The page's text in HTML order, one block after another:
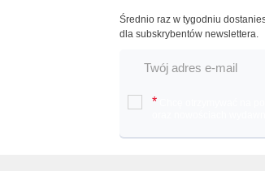
Średnio raz w tygodniu
dla subskrybentów newslettera.
*